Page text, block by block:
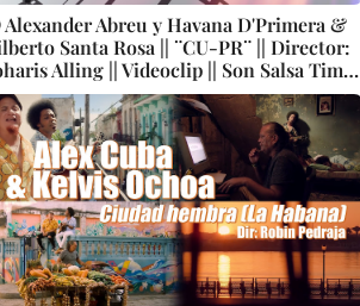
Alexander Abreu y Havana D'Primera &
Santa Rosa || ¨CU-PR¨ || Director:
Alling || Videoclip || Son Salsa Timba
- PUERTO RICO